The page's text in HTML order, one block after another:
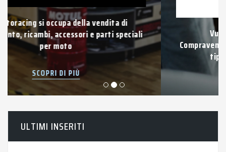
Vuoi vendere la tua auto usata?
Compravendita di auto e veicoli usati di qualsiasi
tipo con pagamento immediato.
SCOPRI DI PIÙ
ULTIMI INSERITI